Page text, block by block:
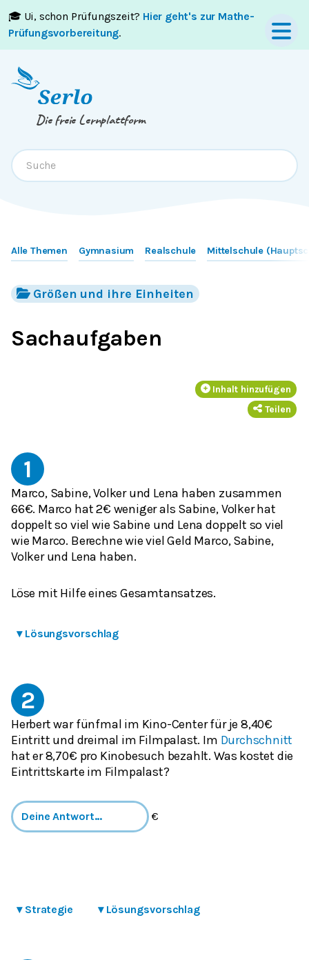
🎓 Ui, schon Prüfungszeit? Hier geht's zur Mathe-
Prüfungsvorbereitung.
Springe zumInhaltoderFooter
Die freie Lernplattform
Alle Themen Gymnasium Realschule Mittelschule
Größen und ihre Einheiten
Sachaufgaben
Inhalt hinzufügen
Teilen
1
Marco, Sabine, Volker und Lena haben zusammen
66€. Marco hat 2€ weniger als Sabine, Volker hat
doppelt so viel wie Sabine und Lena doppelt so viel
wie Marco. Berechne wie viel Geld Marco, Sabine,
Volker und Lena haben.
Löse mit Hilfe eines Gesamtansatzes.
▾ Lösungsvorschlag
2
Herbert war fünfmal im Kino-Center für je 8,40€
Eintritt und dreimal im Filmpalast. Im Durchschnitt
hat er 8,70€ pro Kinobesuch bezahlt. Was kostet die
Eintrittskarte im Filmpalast?
€
▾ Strategie ▾ Lösungsvorschlag